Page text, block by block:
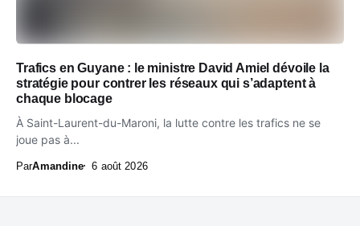
Trafics en Guyane : le ministre David Amiel dévoile la
stratégie pour contrer les réseaux qui s’adaptent à
chaque blocage
À Saint-Laurent-du-Maroni, la lutte contre les trafics ne se
joue pas à...
ParAmandine 6 août 2026